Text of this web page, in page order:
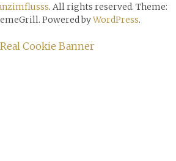
. All rights reserved. Theme:
Powered byWordPress.
Cookie Banner